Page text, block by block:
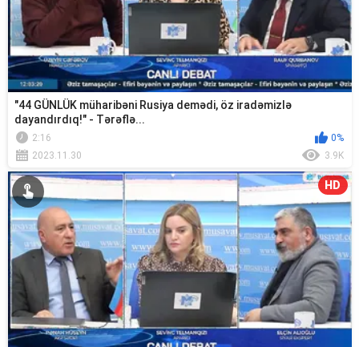
"44 GÜNLÜK müharibəni Rusiya demədi, öz iradəmizlə
dayandırdıq!" - Tərəflə...
2:16
0%
2023.11.30
3.9K
HD